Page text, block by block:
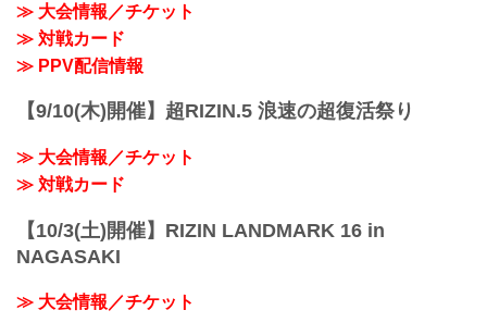
...ェイドゥラエフ
ヒロヤ vs. 篠塚辰樹
≫ 大会情報／チケット
≫ 対戦カード
≫ PPV配信情報
【9/10(木)開催】超RIZIN.5 浪速の超復活祭り
≫ 大会情報／チケット
≫ 対戦カード
【10/3(土)開催】RIZIN LANDMARK 16 in
NAGASAKI
≫ 大会情報／チケット